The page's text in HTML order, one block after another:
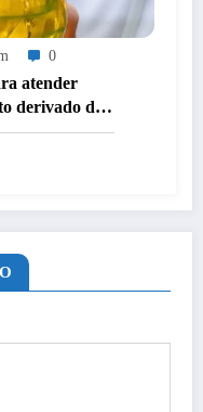
0
atender
derivado de